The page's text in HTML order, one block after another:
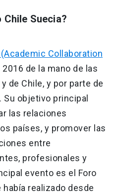
Chile Suecia?
Collaboration
2016 de la mano de las
de Chile, y por parte de
Su objetivo principal
las relaciones
países, y promover las
entre
profesionales y
evento es el Foro
había realizado desde